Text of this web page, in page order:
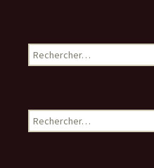
Rechercher :
Rechercher :